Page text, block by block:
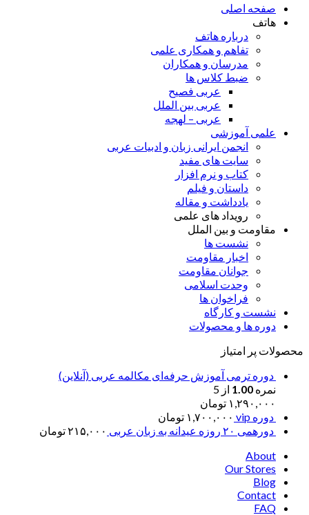
صفحه اصلی
هاتف
درباره هاتف
تفاهم و همکاری علمی
مدرسان و همکاران
ضبط کلاس ها
عربی فصیح
عربی بین الملل
عربی – لهجه
علمی آموزشی
انجمن ایرانی زبان و ادبیات عربی
سایت های مفید
کتاب و نرم افزار
داستان و فیلم
یادداشت و مقاله
رویداد های علمی
مقاومت و بین الملل
نشست ها
اخبار مقاومت
جوانان مقاومت
وحدت اسلامی
فراخوان ها
نشست و کارگاه
دوره ها و محصولات
محصولات پر امتیاز
دوره ترمی آموزش حرفه‌ای مکالمه عربی (آنلاین)
نمره 1.00 از 5
۱,۲۹۰,۰۰۰ تومان
دوره vip
۱,۷۰۰,۰۰۰ تومان
دورهمی ۲۰ روزه عیدانه به زبان عربی
۲۱۵,۰۰۰تومان
About
Our Stores
Blog
Contact
FAQ